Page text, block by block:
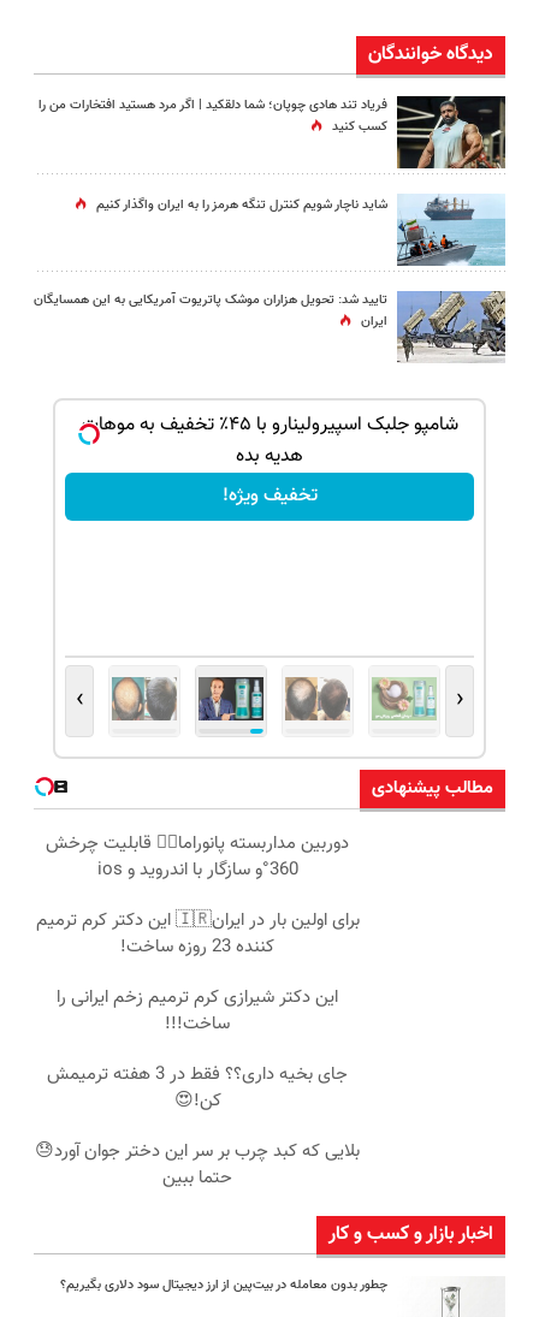
دیدگاه خوانندگان
فریاد تند هادی چوپان؛‌ شما دلقکید | اگر مرد هستید افتخارات من را
کسب کنید
شاید ناچار شویم کنترل تنگه هرمز را به ایران واگذار کنیم
تایید شد: تحویل هزاران موشک پاتریوت آمریکایی به این همسایگان
ایران
شامپو جلبک اسپیرولینارو با ۴۵٪ تخفیف به موهات
هدیه بده
تخفیف ویژه!
‹
›
مطالب پیشنهادی
دوربین مداربسته پانوراما👈🏻 قابلیت چرخش
360°و سازگار با اندروید و ios
برای اولین بار در ایران🇮🇷 این دکتر کرم ترمیم
کننده 23 روزه ساخت!
این دکتر شیرازی کرم ترمیم زخم ایرانی را
ساخت!!!
جای بخیه داری؟؟ فقط در 3 هفته ترمیمش
کن!😍
بلایی که کبد چرب بر سر این دختر جوان آورد😓
حتما ببین
اخبار بازار و کسب و کار
چطور بدون معامله در بیت‌پین از ارز دیجیتال سود دلاری بگیریم؟